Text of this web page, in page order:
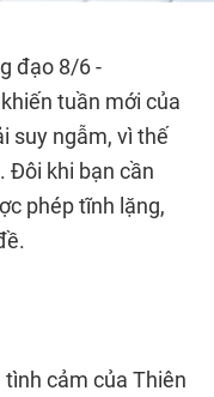
đạo 8/6 -
tuần mới của
suy ngẫm, vì thế
Đôi khi bạn cần
phép tĩnh lặng,
cảm của Thiên